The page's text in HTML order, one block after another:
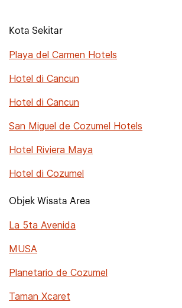
Kota Sekitar
Playa del Carmen Hotels
Hotel di Cancun
Hotel di Cancun
San Miguel de Cozumel Hotels
Hotel Riviera Maya
Hotel di Cozumel
Objek Wisata Area
La 5ta Avenida
MUSA
Planetario de Cozumel
Taman Xcaret